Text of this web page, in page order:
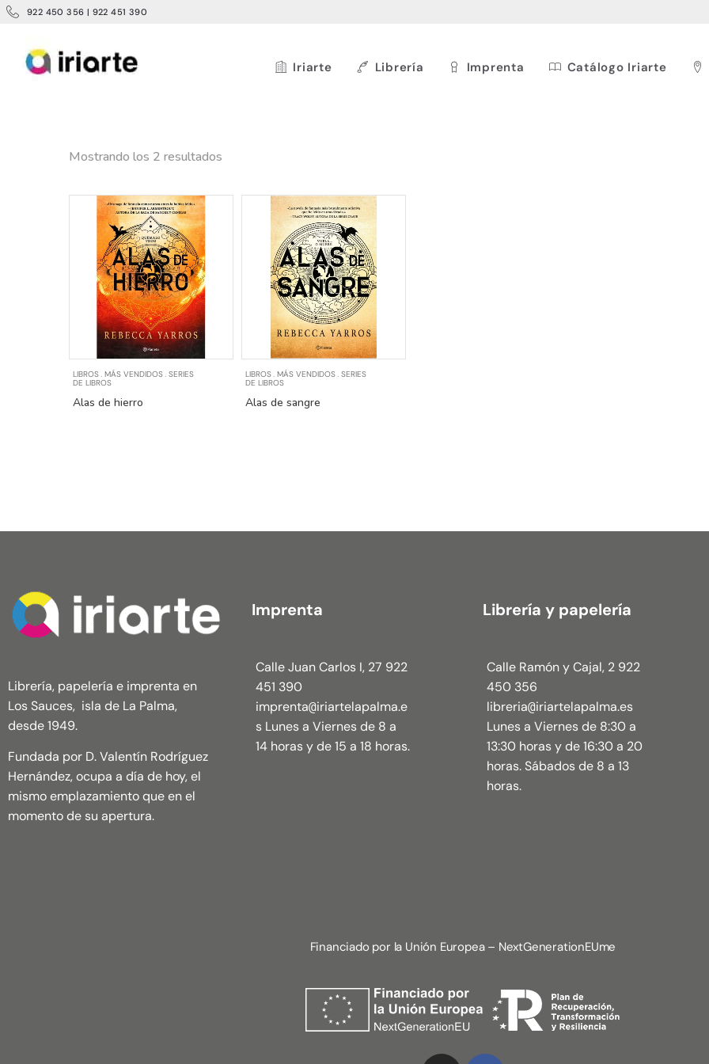
922 450 356 | 922 451 390
Iriarte Librería Imprenta Catálogo Iriarte
Mostrando los 2 resultados
LIBROS MÁS VENDIDOS SERIES
DE LIBROS
Alas de hierro
LIBROS .MÁS VENDIDOS .SERIES
DE LIBROS
Alas de sangre
Librería, papelería e imprenta en
Los Sauces, isla de La Palma,
desde 1949.
Fundada por D. Valentín Rodríguez
Hernández, ocupa a día de hoy, el
mismo emplazamiento que en el
momento de su apertura.
Imprenta
Calle Juan Carlos I, 27 922
451 390
imprenta@iriartelapalma.e
s Lunes a Viernes de 8 a
14 horas y de 15 a 18 horas.
Librería y papelería
Calle Ramón y Cajal, 2 922
450 356
libreria@iriartelapalma.es
Lunes a Viernes de 8:30 a
13:30 horas y de 16:30 a 20
horas. Sábados de 8 a 13
horas.
Financiado por la Unión Europea – NextGenerationEUme